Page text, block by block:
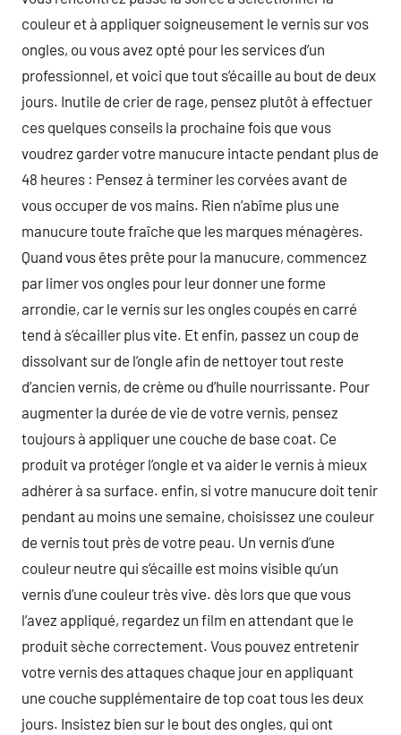
couleur et à appliquer soigneusement le vernis sur vos
ongles, ou vous avez opté pour les services d’un
professionnel, et voici que tout s’écaille au bout de deux
jours. Inutile de crier de rage, pensez plutôt à effectuer
ces quelques conseils la prochaine fois que vous
voudrez garder votre manucure intacte pendant plus de
48 heures : Pensez à terminer les corvées avant de
vous occuper de vos mains. Rien n’abîme plus une
manucure toute fraîche que les marques ménagères.
Quand vous êtes prête pour la manucure, commencez
par limer vos ongles pour leur donner une forme
arrondie, car le vernis sur les ongles coupés en carré
tend à s’écailler plus vite. Et enfin, passez un coup de
dissolvant sur de l’ongle afin de nettoyer tout reste
d’ancien vernis, de crème ou d’huile nourrissante. Pour
augmenter la durée de vie de votre vernis, pensez
toujours à appliquer une couche de base coat. Ce
produit va protéger l’ongle et va aider le vernis à mieux
adhérer à sa surface. enfin, si votre manucure doit tenir
pendant au moins une semaine, choisissez une couleur
de vernis tout près de votre peau. Un vernis d’une
couleur neutre qui s’écaille est moins visible qu’un
vernis d’une couleur très vive. dès lors que que vous
l’avez appliqué, regardez un film en attendant que le
produit sèche correctement. Vous pouvez entretenir
votre vernis des attaques chaque jour en appliquant
une couche supplémentaire de top coat tous les deux
jours. Insistez bien sur le bout des ongles, qui ont